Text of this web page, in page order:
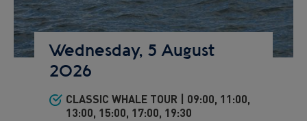
Wednesday, 5 August
2026
Preview
CLASSIC WHALE TOUR | 09:00, 11:00,
13:00, 15:00, 17:00, 19:30